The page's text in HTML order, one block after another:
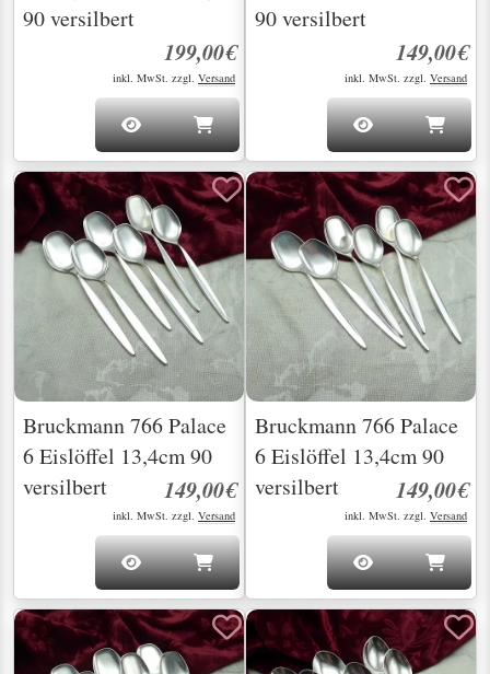
90 versilbert
199,00€
inkl. MwSt. zzgl. Versand
90 versilbert
149,00€
inkl. MwSt. zzgl. Versand
Bruckmann 766 Palace
6 Eislöffel 13,4cm 90
versilbert
149,00€
inkl. MwSt. zzgl. Versand
Bruckmann 766 Palace
6 Eislöffel 13,4cm 90
versilbert
149,00€
inkl. MwSt. zzgl. Versand